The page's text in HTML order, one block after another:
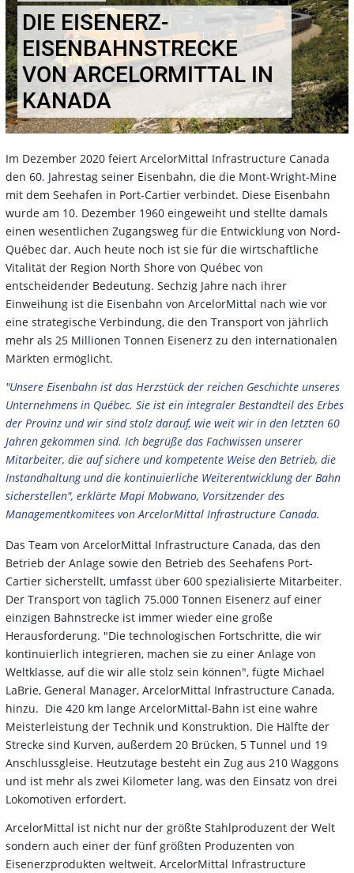
DIE EISENERZ-
EISENBAHNSTRECKE
VON ARCELORMITTAL IN
KANADA
Im Dezember 2020 feiert ArcelorMittal Infrastructure Canada
den 60. Jahrestag seiner Eisenbahn, die die Mont-Wright-Mine
mit dem Seehafen in Port-Cartier verbindet. Diese Eisenbahn
wurde am 10. Dezember 1960 eingeweiht und stellte damals
einen wesentlichen Zugangsweg für die Entwicklung von Nord-
Québec dar. Auch heute noch ist sie für die wirtschaftliche
Vitalität der Region North Shore von Québec von
entscheidender Bedeutung. Sechzig Jahre nach ihrer
Einweihung ist die Eisenbahn von ArcelorMittal nach wie vor
eine strategische Verbindung, die den Transport von jährlich
mehr als 25 Millionen Tonnen Eisenerz zu den internationalen
Märkten ermöglicht.
"Unsere Eisenbahn ist das Herzstück der reichen Geschichte unseres
Unternehmens in Québec. Sie ist ein integraler Bestandteil des Erbes
der Provinz und wir sind stolz darauf, wie weit wir in den letzten 60
Jahren gekommen sind. Ich begrüße das Fachwissen unserer
Mitarbeiter, die auf sichere und kompetente Weise den Betrieb, die
Instandhaltung und die kontinuierliche Weiterentwicklung der Bahn
sicherstellen", erklärte Mapi Mobwano, Vorsitzender des
Managementkomitees von ArcelorMittal Infrastructure Canada.
Das Team von ArcelorMittal Infrastructure Canada, das den
Betrieb der Anlage sowie den Betrieb des Seehafens Port-
Cartier sicherstellt, umfasst über 600 spezialisierte Mitarbeiter.
Der Transport von täglich 75.000 Tonnen Eisenerz auf einer
einzigen Bahnstrecke ist immer wieder eine große
Herausforderung. "Die technologischen Fortschritte, die wir
kontinuierlich integrieren, machen sie zu einer Anlage von
Weltklasse, auf die wir alle stolz sein können", fügte Michael
LaBrie, General Manager, ArcelorMittal Infrastructure Canada,
hinzu. Die 420 km lange ArcelorMittal-Bahn ist eine wahre
Meisterleistung der Technik und Konstruktion. Die Hälfte der
Strecke sind Kurven, außerdem 20 Brücken, 5 Tunnel und 19
Anschlussgleise. Heutzutage besteht ein Zug aus 210 Waggons
und ist mehr als zwei Kilometer lang, was den Einsatz von drei
Lokomotiven erfordert.
ArcelorMittal ist nicht nur der größte Stahlproduzent der Welt
sondern auch einer der fünf größten Produzenten von
Eisenerzprodukten weltweit. ArcelorMittal Infrastructure